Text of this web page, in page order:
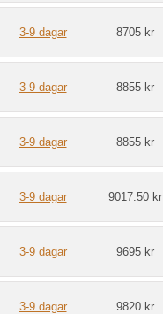
3-9 dagar 8705 kr
3-9 dagar 8855 kr
3-9 dagar 8855 kr
3-9 dagar 9017.50 kr
3-9 dagar 9695 kr
3-9 dagar 9820 kr